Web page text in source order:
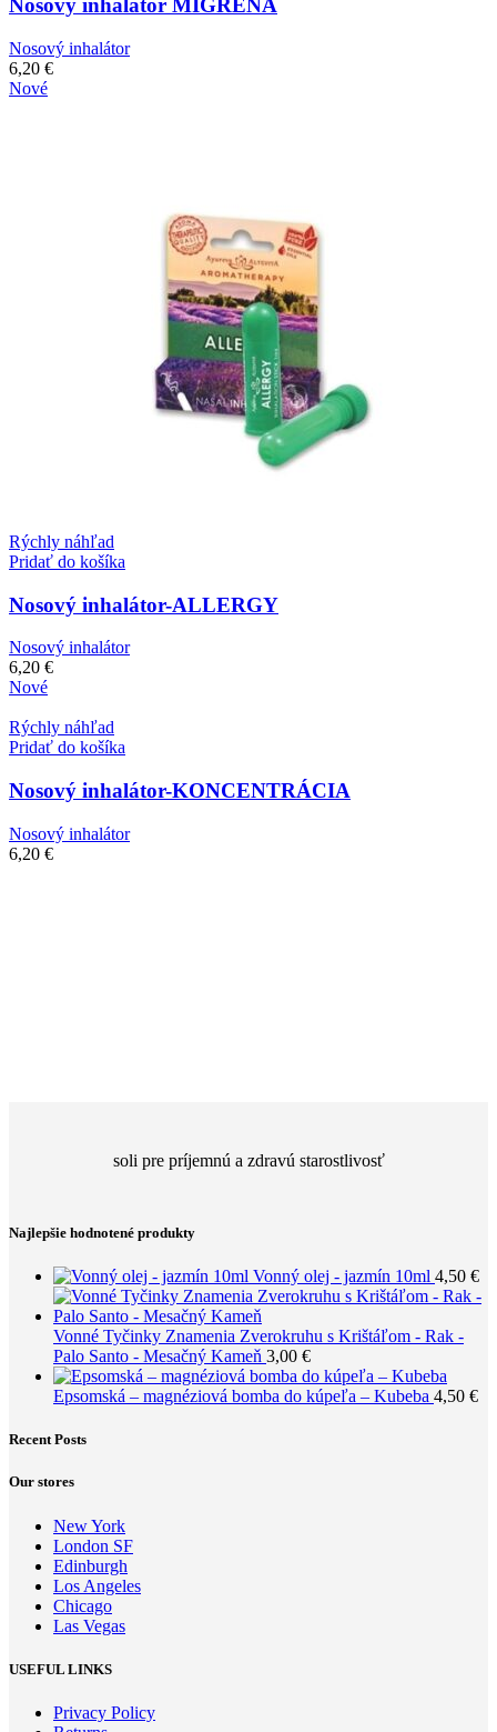
Nosový inhalátor MIGRÉNA
Nosový inhalátor
6,20 €
Nové
Rýchly náhľad
Pridať do košíka
Nosový inhalátor-ALLERGY
Nosový inhalátor
6,20 €
Nové
Rýchly náhľad
Pridať do košíka
Nosový inhalátor-KONCENTRÁCIA
Nosový inhalátor
6,20 €
soli pre príjemnú a zdravú starostlivosť
Najlepšie hodnotené produkty
Vonný olej - jazmín 10ml 4,50 €
Vonné Tyčinky Znamenia Zverokruhu s Krištáľom - Rak -
Palo Santo - Mesačný Kameň 3,00 €
Epsomská – magnéziová bomba do kúpeľa – Kubeba 4,50 €
Recent Posts
Our stores
New York
London SF
Edinburgh
Los Angeles
Chicago
Las Vegas
USEFUL LINKS
Privacy Policy